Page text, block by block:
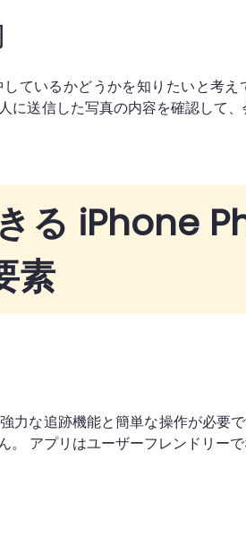
ているかどうかを知りたいと考
に送信した写真の内容を確認して
る iPhone
素
力な追跡機能と簡単な操作が必要
アプリはユーザーフレンドリーで